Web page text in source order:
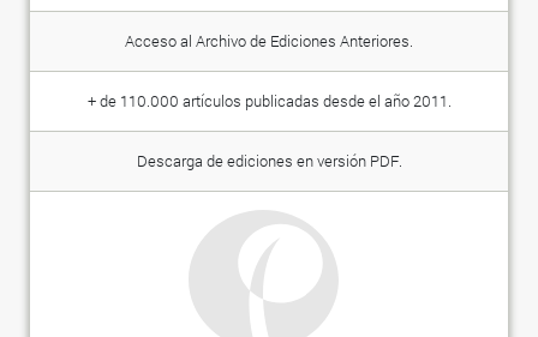
Acceso al Archivo de Ediciones Anteriores.
+ de 110.000 artículos publicadas desde el año 2011.
Descarga de ediciones en versión PDF.